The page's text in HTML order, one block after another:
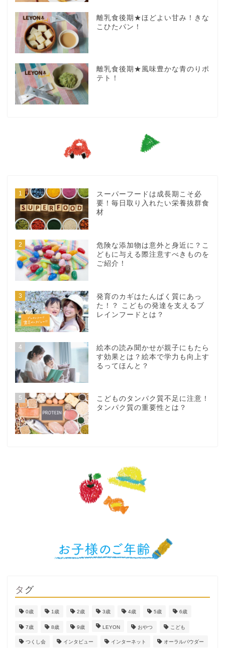
離乳食後期★ほどよい甘み！きな
こひたパン！
離乳食後期★風味豊かな青のりポ
テト！
1
スーパーフードは成長期こそ必
要！毎日取り入れたい栄養抜群食
材
2
危険な添加物は意外と身近に？こ
どもに与える際注意すべきものを
ご紹介！
3
発育のカギはたんぱく質にあっ
た！？ こどもの発達を支えるブ
レインフードとは？
4
絵本の読み聞かせが親子にもたら
す効果とは？絵本で学力も向上す
るってほんと？
5
こどものタンパク質不足に注意！
タンパク質の重要性とは？
タグ
0歳 1歳 2歳 3歳 4歳 5歳 6歳
7歳 8歳 9歳 LEYON おやつ こども
つくし会 インタビュー インターネット オーラルパウダー